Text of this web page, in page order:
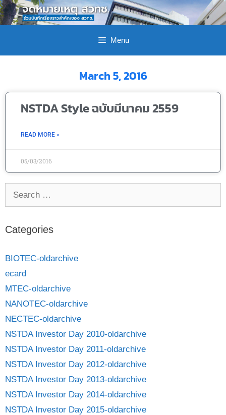
Menu
March 5, 2016
NSTDA Style ฉบับมีนาคม 2559
READ MORE »
05/03/2016
Categories
BIOTEC-oldarchive
ecard
MTEC-oldarchive
NANOTEC-oldarchive
NECTEC-oldarchive
NSTDA Investor Day 2010-oldarchive
NSTDA Investor Day 2011-oldarchive
NSTDA Investor Day 2012-oldarchive
NSTDA Investor Day 2013-oldarchive
NSTDA Investor Day 2014-oldarchive
NSTDA Investor Day 2015-oldarchive